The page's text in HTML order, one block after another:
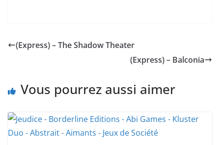
(Express) – The Shadow Theater
(Express) – Balconia
Vous pourrez aussi aimer